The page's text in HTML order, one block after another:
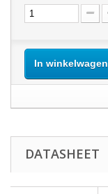
In winkelwagen
DATASHEET